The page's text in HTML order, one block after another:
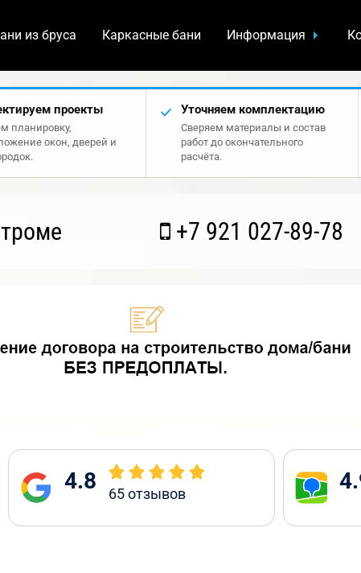
из бруса Каркасные бани Информация
проекты
планировку,
окон, дверей и
Уточняем комплектацию
Сверяем материалы и состав
работ до окончательного
расчёта.
+7 921 027-89-78
4.8 65отзывов